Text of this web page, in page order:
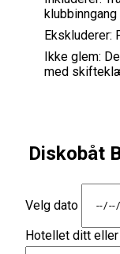
klubbinngang
Ekskluderer:
Ikke glem:
med
Diskobåt
Velg dato
Hotellet ditt